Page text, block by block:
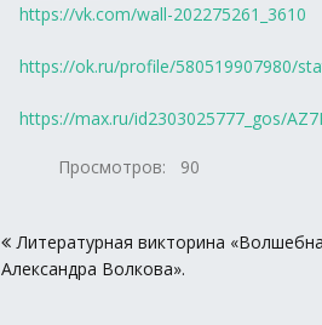
https://vk.com/wall-202275261_3610
https://ok.ru/profile/580519907980/
https://max.ru/id2303025777_gos/
Просмотров: 90
поЛитературная викторина
Александра Волкова».